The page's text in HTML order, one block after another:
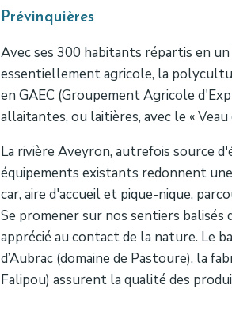
Prévinquières
Avec ses 300 habitants répartis en
essentiellement agricole, la
en GAEC (Groupement Agricole
allaitantes, ou laitières, avec le «
La rivière Aveyron, autrefois source
équipements existants redonnent
car, aire d'accueil et pique-nique,
Se promener sur nos sentiers
apprécié au contact de la nature. Le
d’Aubrac (domaine de Pastoure), la
Falipou) assurent la qualité des